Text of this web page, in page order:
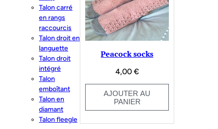
Talon carré
en rangs
raccourcis
Talon droit en
languette
Talon droit
intégré
Talon
emboîtant
Talon en
diamant
Talon fleegle
Peacock socks
4,00 €
AJOUTER AU
PANIER